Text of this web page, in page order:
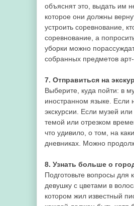
объяснят это, выдать им
которое они должны
устроить соревнование,
соревнование, а
уборки можно
собранных предметов арт-
7. Отправиться на
Выберите, куда пойти: в
иностранном языке. Если
экскурсии. Если музей
темой или отрезком
что удивило, о том, на
дневниках. Можно
8. Узнать больше о
Подготовьте вопросы для
девушку с цветами в
котором жил известный